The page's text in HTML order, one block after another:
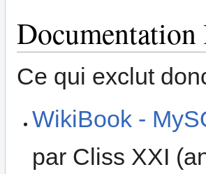
la
navigation
la
recherche
Ce qui exclut
WikiBook -
par Cliss XXI